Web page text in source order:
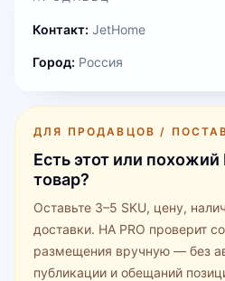
Контакт: JetHome
Город: Россия
ДЛЯ ПРОДАВЦОВ /
Есть этот или
товар?
Оставьте 3–5 SKU, цену,
доставки. HA PRO проверит
размещения вручную — без
публикации и обещаний